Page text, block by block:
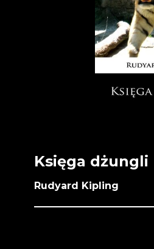
Księga dżungli
Rudyard Kipling